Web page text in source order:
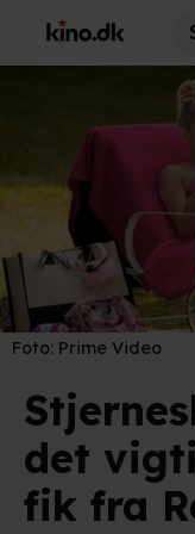
Foto: Prime Video
det
fik fra